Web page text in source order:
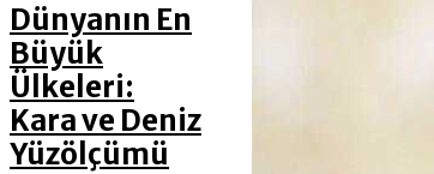
Dünyanın En
Büyük
Ülkeleri:
Kara ve Deniz
Yüzölçümü